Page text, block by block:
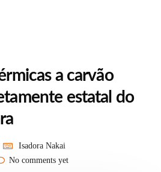
a carvão
estatal do
Isadora Nakai
No comments yet